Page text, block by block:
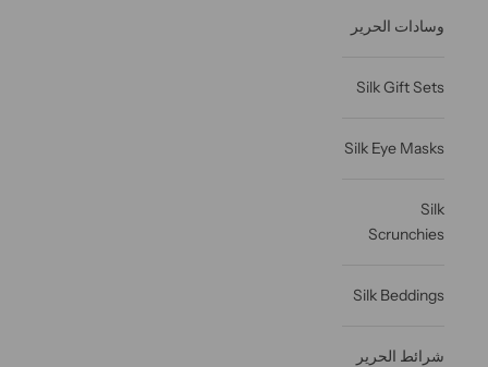
وسادات الحرير
Silk Gift Sets
Silk Eye Masks
Silk
Scrunchies
Silk Beddings
شرائط الحرير